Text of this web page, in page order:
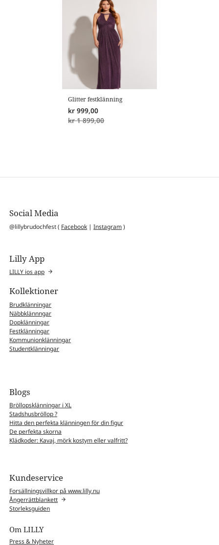
Glitter festklänning
kr 999,00
kr 1 899,00
Social Media
@lillybrudochfest ( Facebook |Instagram)
Lilly App
LILLY ios app
Kollektioner
Brudklänningar
Näbbklännngar
Dopklänningar
Festklänningar
Kommunionklänningar
Studentklänningar
Blogs
Bröllopsklänningar i XL
Stadshusbröllop ?
Hitta den perfekta klänningen för din figur
De perfekta skorna
Klädkoder: Kavaj, mörk kostym eller valfritt?
Kundeservice
Forsällningsvillkor på www.lilly.nu
Ångerrättblankett
Storleksguiden
Om LILLY
Press & Nyheter